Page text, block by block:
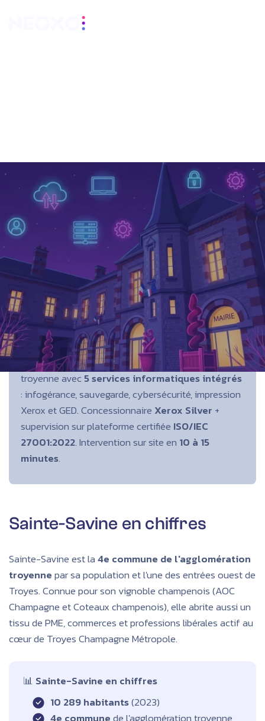
En 30 secondes
NEOXO est une société informatique troyenne
implantée à Rosières-près-Troyes depuis2003,à 5
km de Sainte-Savine. Nous accompagnons les
PME, viticulteurs, commerces et professions
libéralesde Sainte-Savine et de l'agglomération
troyenne avec 5 services informatiques intégrés
: infogérance, sauvegarde, cybersécurité, impression
Xerox et GED. Concessionnaire Xerox Silver +
supervision sur plateforme certifiée ISO/IEC
27001:2022. Intervention sur site en 10 à 15
minutes.
Sainte-Savine en chiffres
Sainte-Savine est la4e commune de l'agglomération
troyennepar sa population et l'une des entrées ouest de
Troyes. Connue pour son vignoble champenois (AOC
Champagne et Coteaux champenois), elle abrite aussi un
tissu de PME, commerces et professions libérales actif au
cœur de Troyes Champagne Métropole.
📊 Sainte-Savine en chiffres
10 289 habitants(2023)
4e communede l'agglomération troyenne